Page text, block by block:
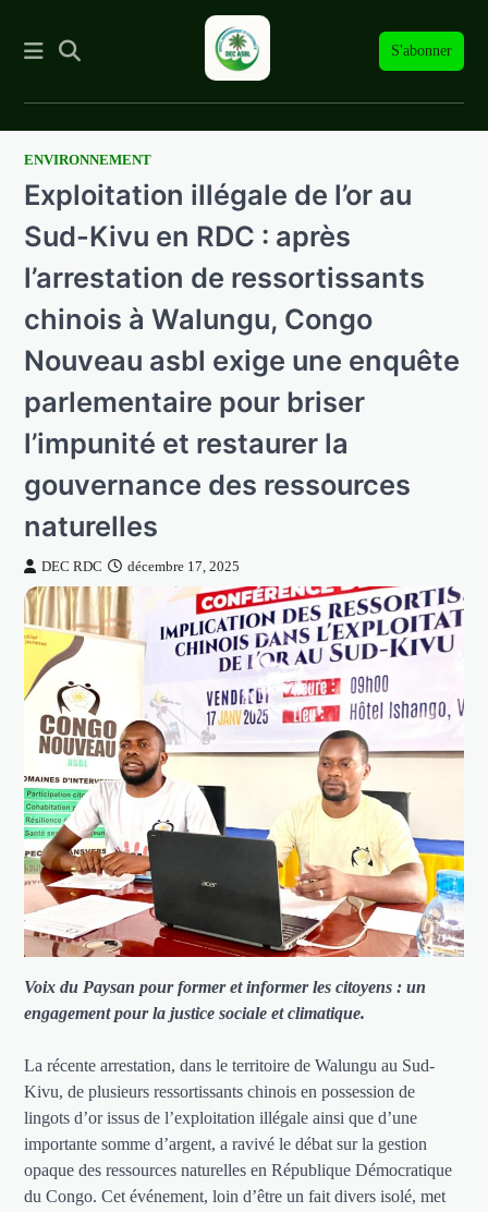
S'abonner
SkipENVIRONNEMENT
Exploitation illégale de l’or au
Sud-Kivu en RDC : après
l’arrestation de ressortissants
chinois à Walungu, Congo
Nouveau asbl exige une enquête
parlementaire pour briser
l’impunité et restaurer la
gouvernance des ressources
naturelles
DEC RDC décembre 17, 2025
Voix du Paysan pour former et informer les citoyens : un
engagement pour la justice sociale et climatique.
La récente arrestation, dans le territoire de Walungu au Sud-
Kivu, de plusieurs ressortissants chinois en possession de
lingots d’or issus de l’exploitation illégale ainsi que d’une
importante somme d’argent, a ravivé le débat sur la gestion
opaque des ressources naturelles en République Démocratique
du Congo. Cet événement, loin d’être un fait divers isolé, met